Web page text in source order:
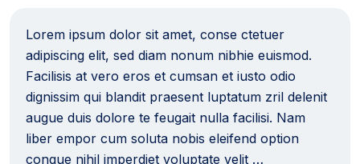
Lorem ipsum dolor sit amet, conse ctetuer
adipiscing elit, sed diam nonum nibhie euismod.
Facilisis at vero eros et cumsan et iusto odio
dignissim qui blandit praesent luptatum zril delenit
augue duis dolore te feugait nulla facilisi. Nam
liber empor cum soluta nobis eleifend option
congue nihil imperdiet voluptate velit …